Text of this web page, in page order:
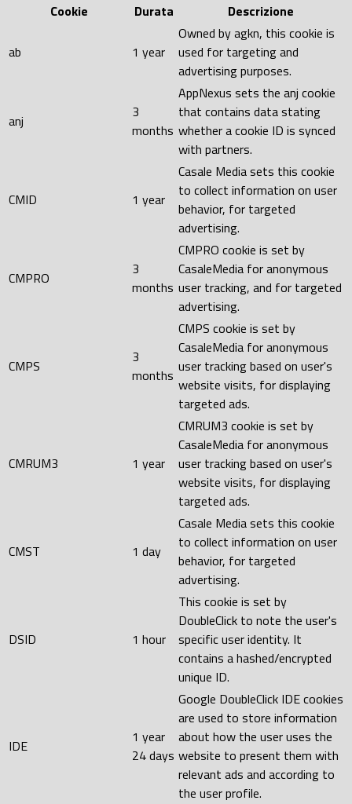
Cookie
Durata Descrizione
ab 1 year
Owned by agkn, this cookie is
used for targeting and
advertising purposes.
anj
3
months
AppNexus sets the anj cookie
that contains data stating
whether a cookie ID is synced
with partners.
CMID 1 year
Casale Media sets this cookie
to collect information on user
behavior, for targeted
advertising.
CMPRO
3
months
CMPRO cookie is set by
CasaleMedia for anonymous
user tracking, and for targeted
advertising.
CMPS
3
months
CMPS cookie is set by
CasaleMedia for anonymous
user tracking based on user's
website visits, for displaying
targeted ads.
CMRUM3 1 year
CMRUM3 cookie is set by
CasaleMedia for anonymous
user tracking based on user's
website visits, for displaying
targeted ads.
CMST 1 day
Casale Media sets this cookie
to collect information on user
behavior, for targeted
advertising.
DSID 1 hour
This cookie is set by
DoubleClick to note the user's
specific user identity. It
contains a hashed/encrypted
unique ID.
IDE
1 year
24 days
Google DoubleClick IDE cookies
are used to store information
about how the user uses the
website to present them with
relevant ads and according to
the user profile.